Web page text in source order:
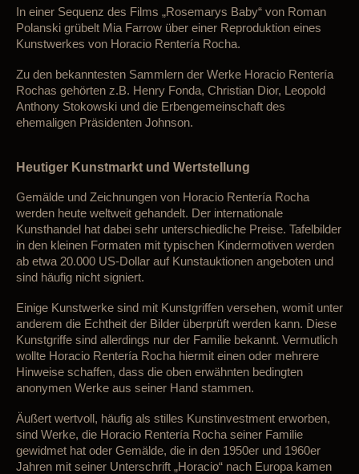
In einer Sequenz des Films „Rosemarys Baby“ von Roman
Polanski grübelt Mia Farrow über einer Reproduktion eines
Kunstwerkes von Horacio Rentería Rocha.
Zu den bekanntesten Sammlern der Werke Horacio Rentería
Rochas gehörten z.B. Henry Fonda, Christian Dior, Leopold
Anthony Stokowski und die Erbengemeinschaft des
ehemaligen Präsidenten Johnson.
Heutiger Kunstmarkt und Wertstellung
Gemälde und Zeichnungen von Horacio Rentería Rocha
werden heute weltweit gehandelt. Der internationale
Kunsthandel hat dabei sehr unterschiedliche Preise. Tafelbilder
in den kleinen Formaten mit typischen Kindermotiven werden
ab etwa 20.000 US-Dollar auf Kunstauktionen angeboten und
sind häufig nicht signiert.
Einige Kunstwerke sind mit Kunstgriffen versehen, womit unter
anderem die Echtheit der Bilder überprüft werden kann. Diese
Kunstgriffe sind allerdings nur der Familie bekannt. Vermutlich
wollte Horacio Rentería Rocha hiermit einen oder mehrere
Hinweise schaffen, dass die oben erwähnten bedingten
anonymen Werke aus seiner Hand stammen.
Äußert wertvoll, häufig als stilles Kunstinvestment erworben,
sind Werke, die Horacio Rentería Rocha seiner Familie
gewidmet hat oder Gemälde, die in den 1950er und 1960er
Jahren mit seiner Unterschrift „Horacio“ nach Europa kamen